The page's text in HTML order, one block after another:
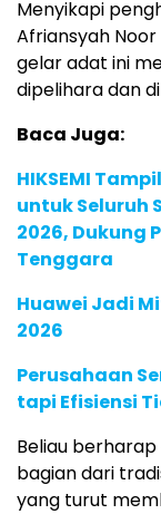
Menyikapi
Afriansyah
gelar adat ini
dipelihara dan
Baca Juga:
HIKSEMI
untuk Seluruh
2026, Dukung
Tenggara
Huawei Jadi
2026
Perusahaan
tapi Efisiensi
Beliau
bagian dari
yang turut